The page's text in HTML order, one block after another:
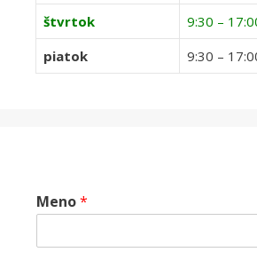
štvrtok
9:30 –
piatok
9:30 –
Meno*